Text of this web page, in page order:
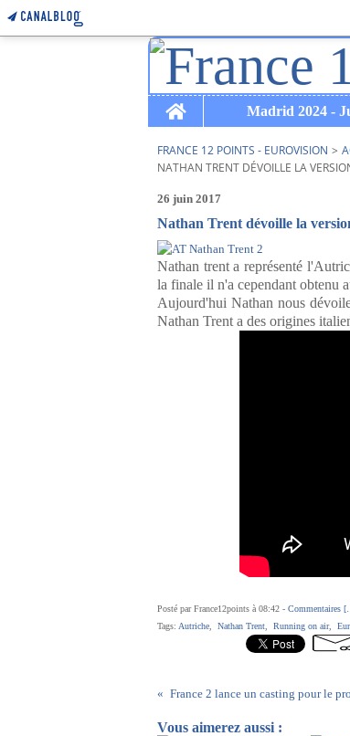
Home
Madrid 2024 -
FRANCE 12 POINTS - EUROVISION >
NATHAN TRENT DÉVOILLE LA
26 juin 2017
Nathan Trent dévoille la
Nathan trent a représenté
la finale il n'a cependant obtenu
Aujourd'hui Nathan nous
Nathan Trent a des origines
Posté par France12points à 08:42 - Commentaires [
Tags: Autriche Nathan Trent Running on air,
Vous aimerez aussi :